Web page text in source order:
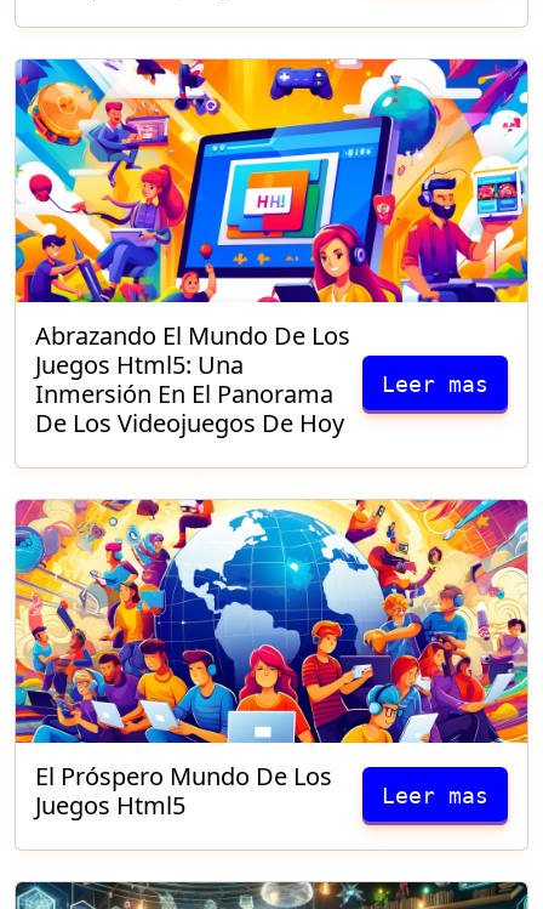
Abrazando El Mundo De Los
Juegos Html5: Una
Inmersión En El Panorama
De Los Videojuegos De Hoy
Leer mas
El Próspero Mundo De Los
Juegos Html5
Leer mas